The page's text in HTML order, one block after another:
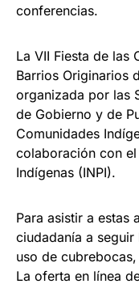
conferencias.
La VII Fiesta de las
Barrios Originarios
organizada por las
de Gobierno y de
Comunidades
colaboración con
Indígenas (INPI).
Para asistir a estas
ciudadanía a
uso de
La oferta en línea